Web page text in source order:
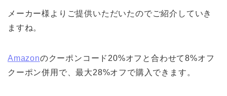
メーカー様よりご提供いただいたのでご紹介していき
ますね。
Amazonのクーポンコード20%オフと合わせて8%オフ
クーポン併用で、最大28%オフで購入できます。